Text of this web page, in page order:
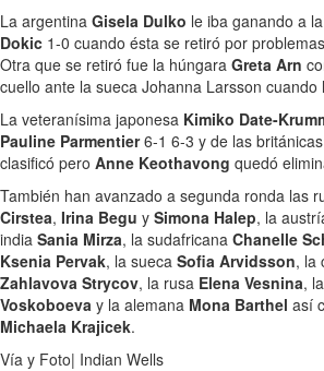
La argentina Gisela Dulko le iba ganando a
Dokic 1-0 cuando ésta se retiró por
Otra que se retiró fue la húngara Greta Arn
cuello ante la sueca Johanna Larsson
La veteranísima japonesa Kimiko Date-
Pauline Parmentier6-1 6-3 y de las británicas
clasificó pero Anne Keothavong quedó
También han avanzado a segunda ronda las
Cirstea, Irina Begu y Simona Halep, la
india Sania Mirza, la sudafricana Chanelle
Ksenia Pervak, la sueca Sofia Arvidsson, la
Zahlavova Strycov, la rusa Elena Vesnina,
Voskoboeva y la alemana Mona Barthel así
Michaela Krajicek.
Vía y Foto| Indian Wells